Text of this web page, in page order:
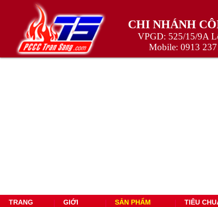
CHI NHÁNH
VPGD: 525/15/9A
Mobile: 0913
TRANG
GIỚI
SẢN PHẨM
TIÊU